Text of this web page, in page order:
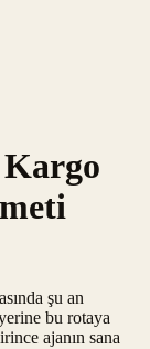
şu an
bu rotaya
ajanın sana